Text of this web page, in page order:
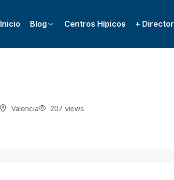
Inicio Blog Centros Hípicos +
Valencia 207 views